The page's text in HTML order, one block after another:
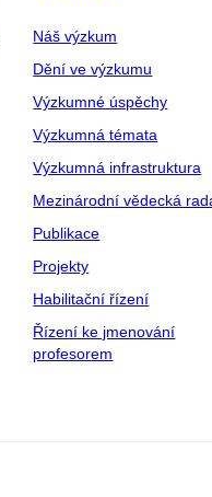
Náš výzkum
Dění ve výzkumu
Výzkumné úspěchy
Výzkumná témata
Výzkumná infrastruktura
Mezinárodní vědecká
Publikace
Projekty
Habilitační řízení
Řízení ke jmenování
profesorem